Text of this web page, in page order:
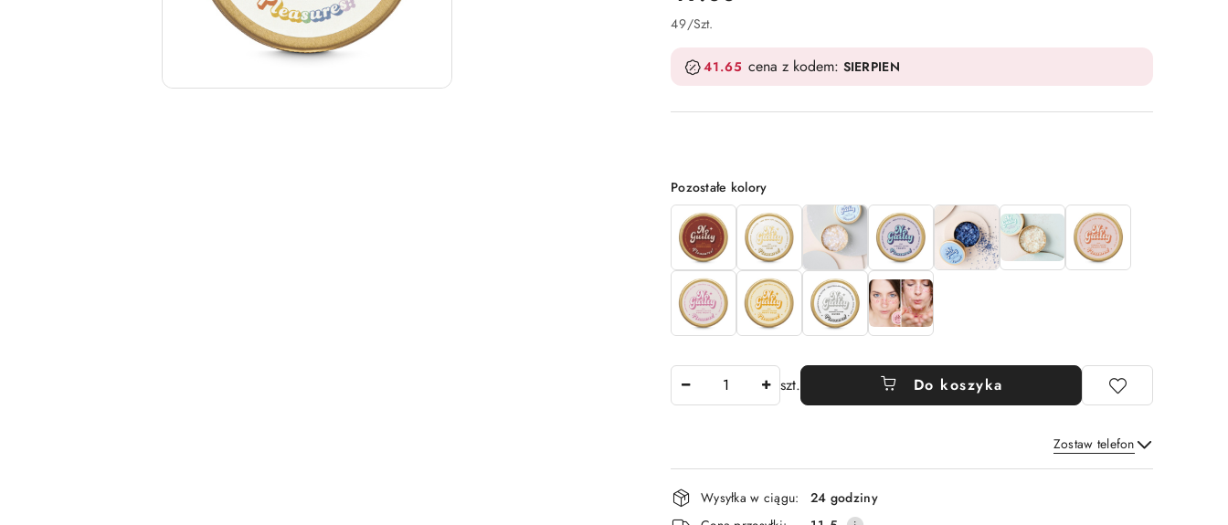
49/Szt.
41.65 cena z kodem: SIERPIEN
Wariant
Pozostałe kolory
szt. Do koszyka
Zostaw telefon
Wyślij
Dostępność
i
Wysyłka w ciągu:
24 godziny